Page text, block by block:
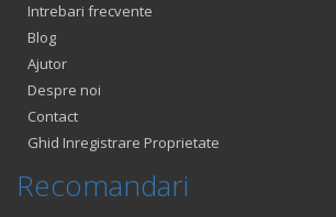
Intrebari frecvente
Blog
Ajutor
Despre noi
Contact
Ghid Inregistrare Proprietate
Recomandari